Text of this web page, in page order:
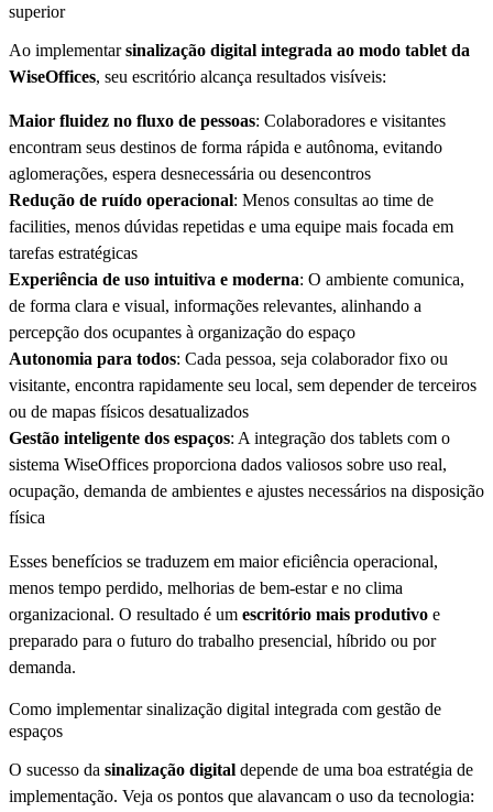
superior
Ao implementarsinalização digital integrada ao modo tablet da
WiseOffices, seu escritório alcança resultados visíveis:
Maior fluidez no fluxo de pessoas: Colaboradores e visitantes
encontram seus destinos de forma rápida e autônoma, evitando
aglomerações, espera desnecessária ou desencontros
Redução de ruído operacional: Menos consultas ao time de
facilities, menos dúvidas repetidas e uma equipe mais focada em
tarefas estratégicas
Experiência de uso intuitiva e moderna: O ambiente comunica,
de forma clara e visual, informações relevantes, alinhando a
percepção dos ocupantes à organização do espaço
Autonomia para todos: Cada pessoa, seja colaborador fixo ou
visitante, encontra rapidamente seu local, sem depender de terceiros
ou de mapas físicos desatualizados
Gestão inteligente dos espaços: A integração dos tablets com o
sistema WiseOffices proporciona dados valiosos sobre uso real,
ocupação, demanda de ambientes e ajustes necessários na disposição
física
Esses benefícios se traduzem em maior eficiência operacional,
menos tempo perdido, melhorias de bem-estar e no clima
organizacional. O resultado é um escritório mais produtivo e
preparado para o futuro do trabalho presencial, híbrido ou por
demanda.
Como implementar sinalização digital integrada com gestão de
espaços
O sucesso da sinalização digital depende de uma boa estratégia de
implementação. Veja os pontos que alavancam o uso da tecnologia: